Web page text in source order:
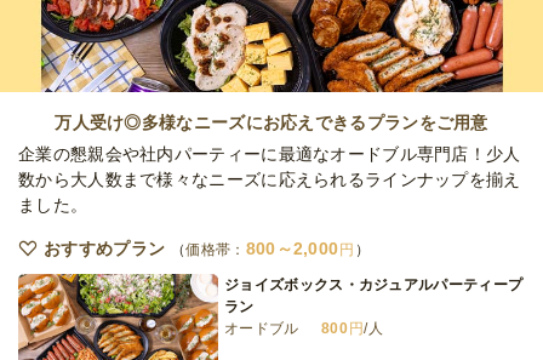
ボノボのケータリング スーペリアプラン
ケータリング 3,500
全てのプランを見る（7件）
万人受け◎多様なニーズにお応えできるプランをご用意
企業の懇親会や社内パーティーに最適なオードブル専門店！少人
数から大人数まで様々なニーズに応えられるラインナップを揃え
ました。
おすすめプラン 価格帯： 800～2,000 円
ジョイズボックス・カジュアルパーティープ
ラン
オードブル
800 円/人